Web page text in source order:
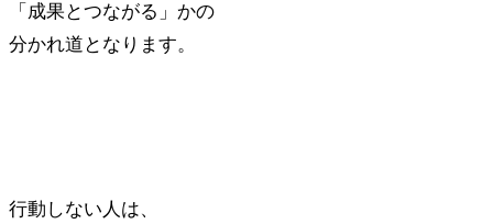
「成果とつながる」かの
分かれ道となります。
行動しない人は、